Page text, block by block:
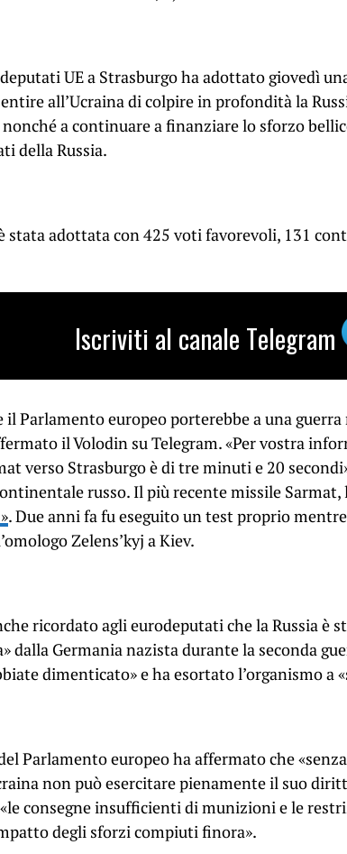
UE a Strasburgo ha adottato giovedì
all’Ucraina di colpire in profondità la
nonché a continuare a finanziare lo sforzo
della Russia.
stata adottata con 425 voti favorevoli, 131
Iscriviti al canale Telegram
il Parlamento europeo porterebbe a una
il Volodin su Telegram. «Per vostra
verso Strasburgo è di tre minuti e 20
russo. Il più recente missile Sarmat,
. Due anni fa fu eseguito un test proprio
Zelens’kyj a Kiev.
ricordato agli eurodeputati che la Russia è
dalla Germania nazista durante la seconda
dimenticato» e ha esortato l’organismo a
Parlamento europeo ha affermato che
non può esercitare pienamente il suo
consegne insufficienti di munizioni e le
degli sforzi compiuti finora».